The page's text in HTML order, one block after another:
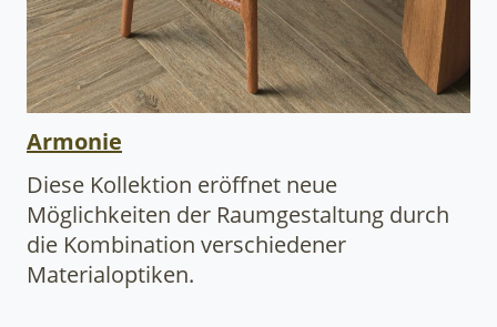
Armonie
Diese Kollektion eröffnet neue
Möglichkeiten der Raumgestaltung durch
die Kombination verschiedener
Materialoptiken.